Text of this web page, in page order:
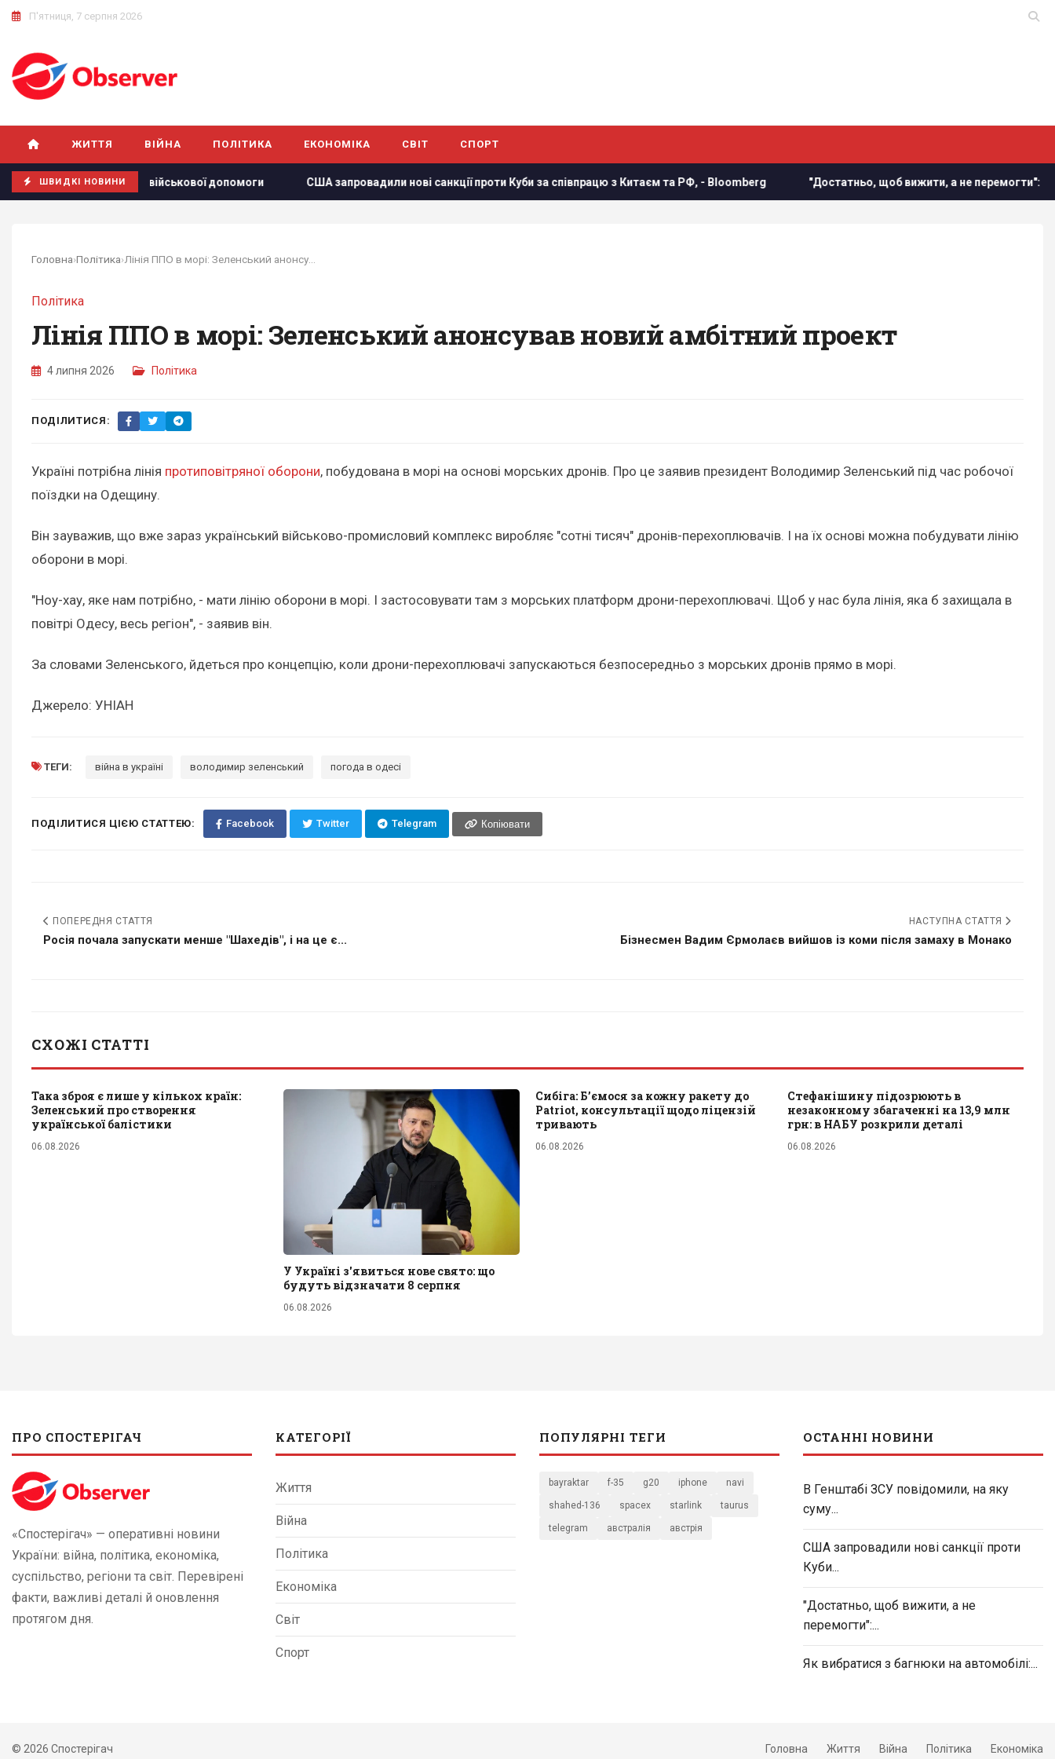
П'ятниця, 7 серпня 2026
ЖИТТЯ ВІЙНА ПОЛІТИКА ЕКОНОМІКА СВІТ СПОРТ
ШВИДКІ НОВИНИ
виділять Україні військової допомоги США запровадили нові санкції проти Куби за співпрацю з Китаєм та РФ, - Bloomberg "Достатньо, щоб вижити, а не перемогти":
Головна›Політика›
Політика
Лінія ППО в морі: Зеленський анонсував новий амбітний проект
4 липня 2026 Політика
ПОДІЛИТИСЯ:
Україні потрібна лінія протиповітряної оборони, побудована в морі на основі морських дронів. Про це заявив президент Володимир Зеленський під час робочої
поїздки на Одещину.
Він зауважив, що вже зараз український військово-промисловий комплекс виробляє "сотні тисяч" дронів-перехоплювачів. І на їх основі можна побудувати лінію
оборони в морі.
"Ноу-хау, яке нам потрібно, - мати лінію оборони в морі. І застосовувати там з морських платформ дрони-перехоплювачі. Щоб у нас була лінія, яка б захищала в
повітрі Одесу, весь регіон", - заявив він.
За словами Зеленського, йдеться про концепцію, коли дрони-перехоплювачі запускаються безпосередньо з морських дронів прямо в морі.
Джерело: УНІАН
ТЕГИ: війна в україні володимир зеленський погода в одесі
ПОДІЛИТИСЯ ЦІЄЮ СТАТТЕЮ: Facebook Twitter Telegram Копіювати
ПОПЕРЕДНЯ СТАТТЯ
Росія почала запускати менше "Шахедів", і на це є...
НАСТУПНА СТАТТЯ
Бізнесмен Вадим Єрмолаєв вийшов із коми після замаху в Монако
СХОЖІ СТАТТІ
Така зброя є лише у кількох країн:
Зеленський про створення
української балістики
06.08.2026
У Україні з'явиться нове свято: що
будуть відзначати 8 серпня
06.08.2026
Сибіга: Б’ємося за кожну ракету до
Patriot, консультації щодо ліцензій
тривають
06.08.2026
Стефанішину підозрюють в
незаконному збагаченні на 13,9 млн
грн: в НАБУ розкрили деталі
06.08.2026
ПРО СПОСТЕРІГАЧ
«Спостерігач» — оперативні новини
України: війна, політика, економіка,
суспільство, регіони та світ. Перевірені
факти, важливі деталі й оновлення
протягом дня.
КАТЕГОРІЇ
Життя
Війна
Політика
Економіка
Світ
Спорт
ПОПУЛЯРНІ ТЕГИ
bayraktar f-35 g20 iphone navi
shahed-136 spacex starlink taurus
telegram австралія австрія
ОСТАННІ НОВИНИ
В Генштабі ЗСУ повідомили, на яку
суму...
США запровадили нові санкції проти
Куби...
"Достатньо, щоб вижити, а не
перемогти":...
Як вибратися з багнюки на автомобілі:...
© 2026 Спостерігач Головна Життя Війна Політика Економіка